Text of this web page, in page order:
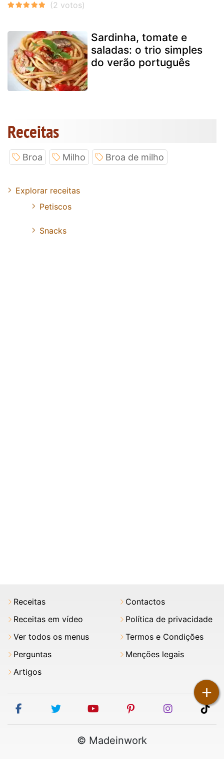
+
Sardinha, tomate e
saladas: o trio simples
do verão português
Receitas
Broa Milho Broa de milho
Explorar receitas
Petiscos
Snacks
Receitas
Receitas em vídeo
Ver todos os menus
Perguntas
Artigos
Contactos
Política de privacidade
Termos e Condições
Menções legais
facebooktwitter youtubepinterestinstagram
© Madeinwork